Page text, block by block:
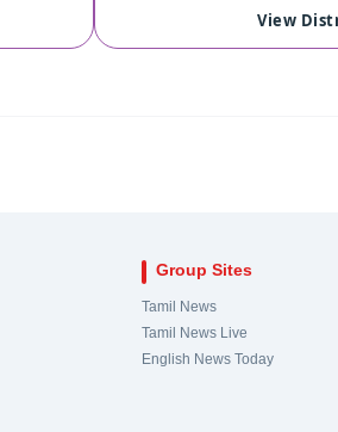
Royapuram
21
22 Virugampakkam
View
Group Sites
Tamil News
Tamil News Live
English News Today